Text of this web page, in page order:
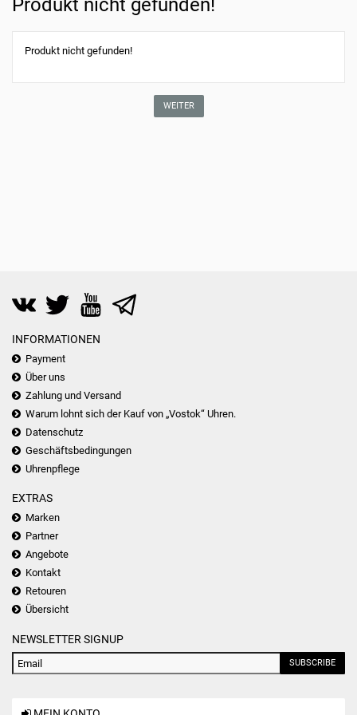
Produkt nicht gefunden!
Produkt nicht gefunden!
WEITER
INFORMATIONEN
Payment
Über uns
Zahlung und Versand
Warum lohnt sich der Kauf von „Vostok“ Uhren.
Datenschutz
Geschäftsbedingungen
Uhrenpflege
EXTRAS
Marken
Partner
Angebote
Kontakt
Retouren
Übersicht
NEWSLETTER SIGNUP
SUBSCRIBE